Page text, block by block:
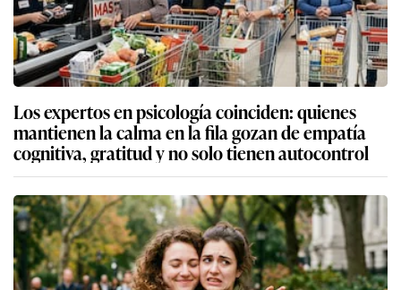
Los expertos en psicología coinciden: quienes
mantienen la calma en la fila gozan de empatía
cognitiva, gratitud y no solo tienen autocontrol